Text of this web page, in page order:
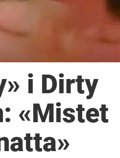
i Dirty
«Mistet